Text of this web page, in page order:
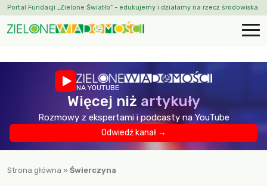
Portal Fundacji „Zielone Światło” - edukujemy i działamy na rzecz środowiska.
NA YOUTUBE
Więcej niż artykuły
Rozmowy z ekspertami i podcasty na YouTube
Odwiedź kanał →
Strona główna » Świerczyna